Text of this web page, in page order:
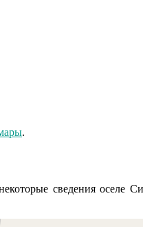
.
сведения оселе